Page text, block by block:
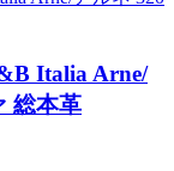
Italia Arne/
総本革